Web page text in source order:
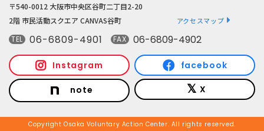
〒540-0012 大阪市中央区谷町二丁目2-20
2階 市民活動スクエア CANVAS谷町
アクセスマップ
TEL 06-6809-4901 FAX 06-6809-4902
Instagram facebook
note X
Copyright Osaka Voluntary Action Center. All rights reserved.